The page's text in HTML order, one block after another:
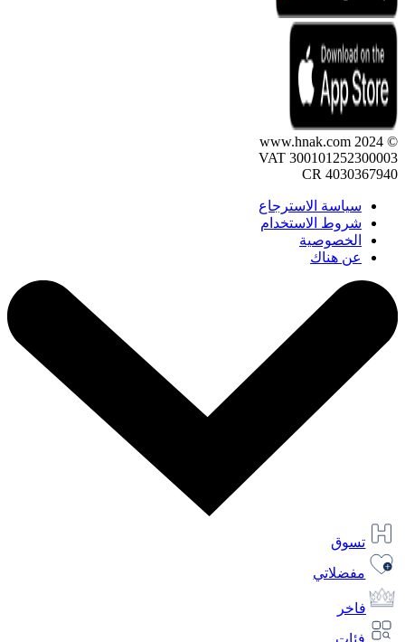
© 2024 www.hnak.com
VAT 300101252300003
CR 4030367940
سياسة الاسترجاع
شروط الاستخدام
الخصوصية
عن هناك
تسوق
مفضلاتي
فاخر